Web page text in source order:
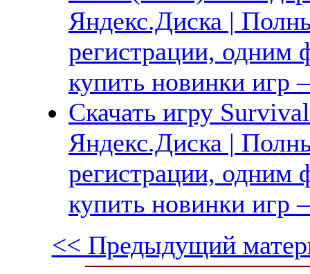
Яндекс.Диска |
регистрации, одним
купить новинки
Скачать игру
Яндекс.Диска |
регистрации, одним
купить новинки
<< Предыдущий